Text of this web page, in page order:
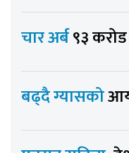
चार अर्ब९३
बढ्दै ग्यासको